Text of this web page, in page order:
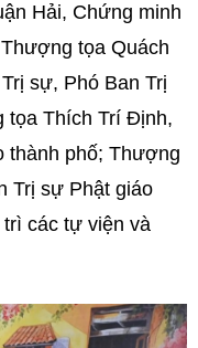
Hải, Chứng minh
tọa Quách
sự, Phó Ban Trị
tọa Thích Trí Định,
thành phố; Thượng
Trị sự Phật giáo
các tự viện và